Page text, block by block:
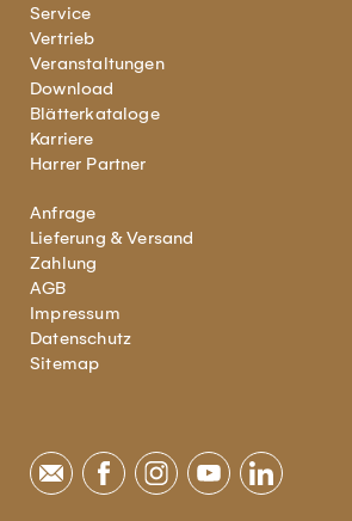
Service
Vertrieb
Veranstaltungen
Download
Blätterkataloge
Karriere
Harrer Partner
Anfrage
Lieferung & Versand
Zahlung
AGB
Impressum
Datenschutz
Sitemap